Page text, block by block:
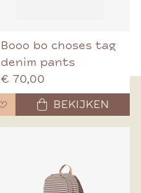
Booo bo choses tag
denim pants
€ 70,00
BEKIJKEN